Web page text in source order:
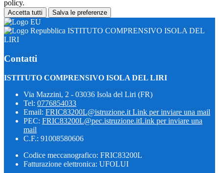
policy.
Accetta tutti Salva le preferenze
ISTITUTO COMPRENSIVO ISOLA DEL
LIRI
Contatti
ISTITUTO COMPRENSIVO ISOLA DEL LIRI
Via Mazzini, 2 - 03036 Isola del Liri (FR)
Tel: 0776854033
Email: FRIC83200L@istruzione.it Link per inviare una mail
PEC: FRIC83200L@pec.istruzione.itLink per inviare una
mail
C.F.: 91008580606
Codice meccanografico: FRIC83200L
Fatturazione elettronica: UFOLUI